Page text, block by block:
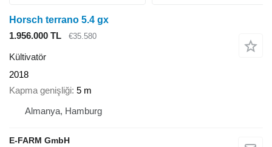
Horsch terrano 5.4 gx
1.956.000 TL
€35.580
Kültivatör
2018
Kapma genişliği 5 m
Almanya, Hamburg
E-FARM GmbH